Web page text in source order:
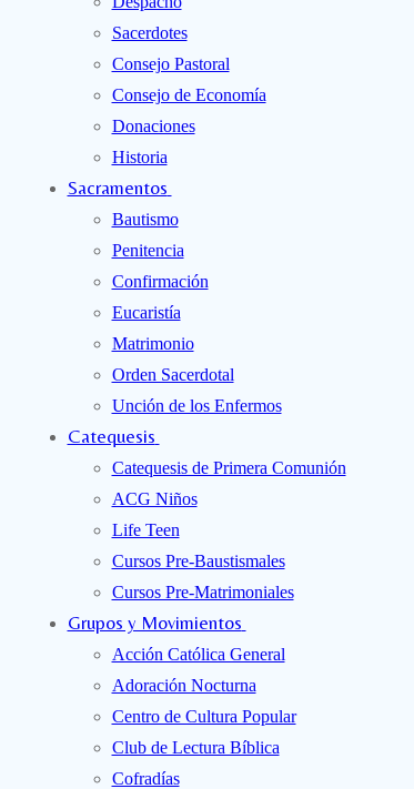
Sacerdotes
Consejo Pastoral
Consejo de Economía
Donaciones
Historia
Sacramentos
Bautismo
Penitencia
Confirmación
Eucaristía
Matrimonio
Orden Sacerdotal
Unción de los Enfermos
Catequesis
Catequesis de Primera Comunión
ACG Niños
Life Teen
Cursos Pre-Baustismales
Cursos Pre-Matrimoniales
Grupos y Movimientos
Acción Católica General
Adoración Nocturna
Centro de Cultura Popular
Club de Lectura Bíblica
Cofradías